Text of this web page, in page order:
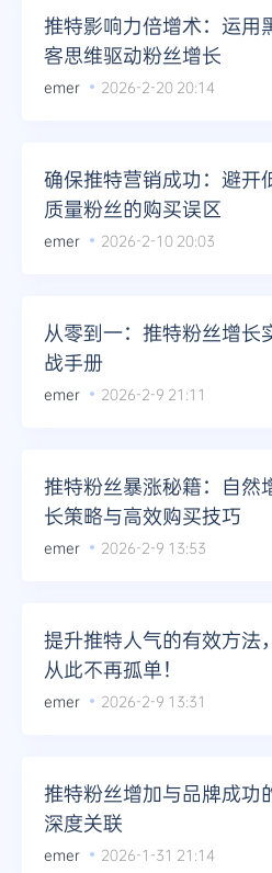
推特影响力倍增术：运用
客思维驱动粉丝增长
emer 2026-2-20 20:14
确保推特营销成功：避开
质量粉丝的购买误区
emer 2026-2-10 20:03
从零到一：推特粉丝增长
战手册
emer 2026-2-9 21:11
推特粉丝暴涨秘籍：自然
长策略与高效购买技巧
emer 2026-2-9 13:53
提升推特人气的有效方法，
从此不再孤单！
emer 2026-2-9 13:31
推特粉丝增加与品牌成功
深度关联
emer 2026-1-31 21:14